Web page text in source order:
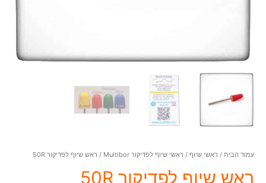
עמוד הבית / ראשי שיוף / ראשי שיוף לפדיקור Multibor / ראש שיוף לפדיקור 50R
ראש שיוף לפדיקור 50R